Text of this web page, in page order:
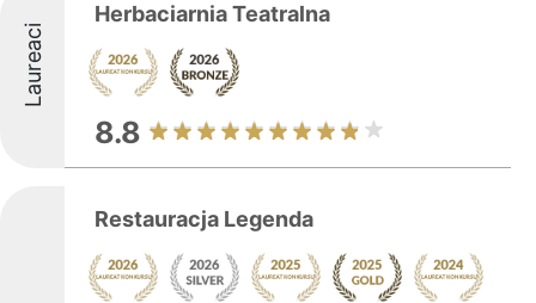
Laureaci
Herbaciarnia Teatralna
8.8
Restauracja Legenda